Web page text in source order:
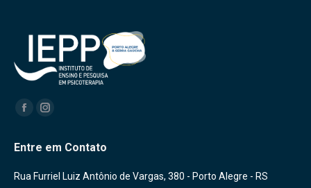
Encontre-nos em:
FacebookInstagram
Entre em Contato
Rua Furriel Luiz Antônio de Vargas, 380 - Porto Alegre - RS